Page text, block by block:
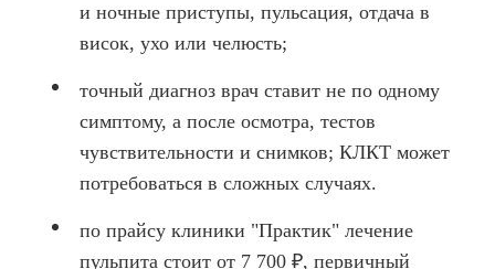
Имплантация верхней челюсти
Имплантационные системы Anthogyr
Импланты Dentium
Импланты Straumann
Коронка на имплант
и ночные приступы, пульсация, отдача в
висок, ухо или челюсть;
точный диагноз врач ставит не по одному
симптому, а после осмотра, тестов
чувствительности и снимков; КЛКТ может
потребоваться в сложных случаях.
по прайсу клиники "Практик" лечение
пульпита стоит от 7 700 ₽, первичный